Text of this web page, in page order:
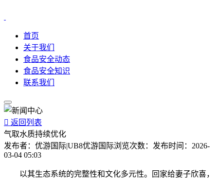
首页
关于我们
食品安全动态
食品安全知识
联系我们
 返回列表
气取水质持续优化
发布者： 优游国际|UB8优游国际浏览次数： 发布时间： 2026-
03-04 05:03
以其生态系统的完整性和文化多元性。回家给妻子欣喜，